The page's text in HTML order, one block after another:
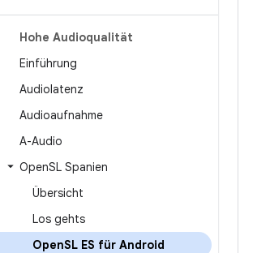
Hohe Audioqualität
Einführung
Audiolatenz
Audioaufnahme
A-Audio
OpenSL Spanien
Übersicht
Los gehts
OpenSL ES für Android